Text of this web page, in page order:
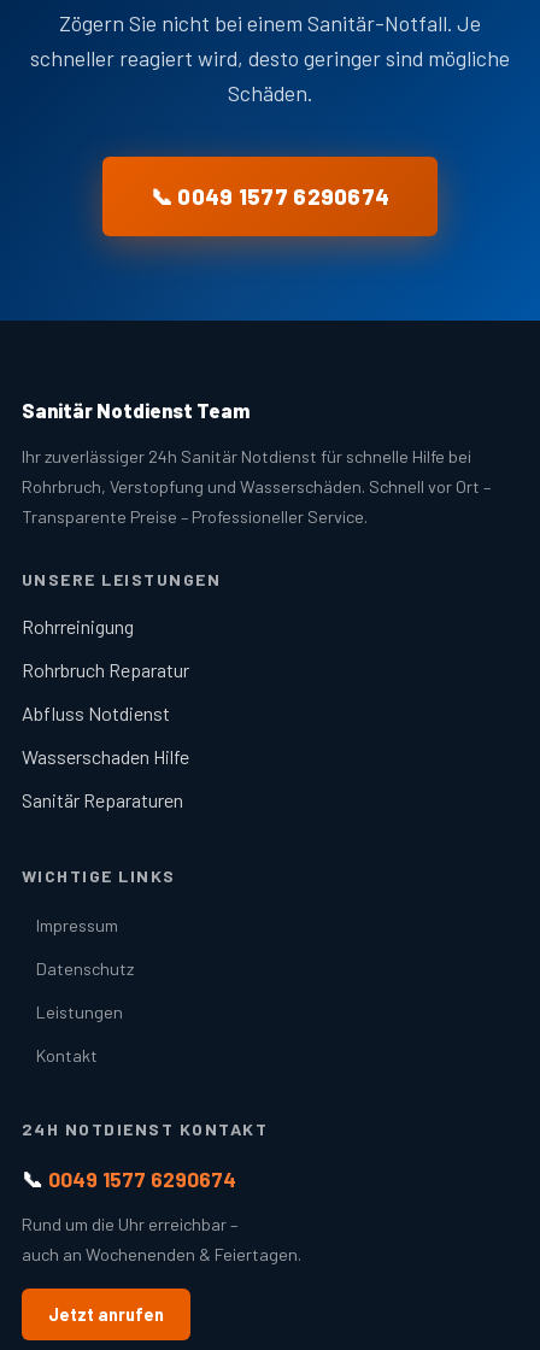
Zögern Sie nicht bei einem Sanitär-Notfall. Je
schneller reagiert wird, desto geringer sind mögliche
Schäden.
📞 0049 1577 6290674
Sanitär Notdienst Team
Ihr zuverlässiger 24h Sanitär Notdienst für schnelle Hilfe bei
Rohrbruch, Verstopfung und Wasserschäden. Schnell vor Ort –
Transparente Preise – Professioneller Service.
UNSERE LEISTUNGEN
Rohrreinigung
Rohrbruch Reparatur
Abfluss Notdienst
Wasserschaden Hilfe
Sanitär Reparaturen
WICHTIGE LINKS
Impressum
Datenschutz
Leistungen
Kontakt
24H NOTDIENST KONTAKT
📞 0049 1577 6290674
Rund um die Uhr erreichbar –
auch an Wochenenden & Feiertagen.
Jetzt anrufen